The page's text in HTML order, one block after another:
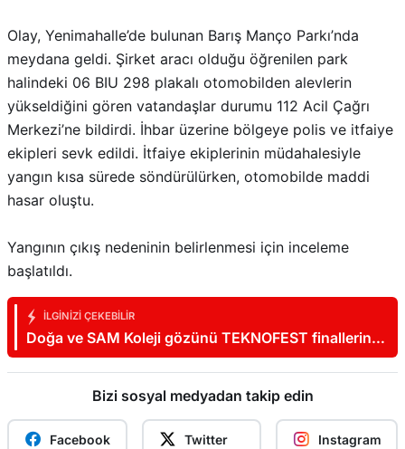
Olay, Yenimahalle’de bulunan Barış Manço Parkı’nda
meydana geldi. Şirket aracı olduğu öğrenilen park
halindeki 06 BIU 298 plakalı otomobilden alevlerin
yükseldiğini gören vatandaşlar durumu 112 Acil Çağrı
Merkezi’ne bildirdi. İhbar üzerine bölgeye polis ve itfaiye
ekipleri sevk edildi. İtfaiye ekiplerinin müdahalesiyle
yangın kısa sürede söndürülürken, otomobilde maddi
hasar oluştu.
Yangının çıkış nedeninin belirlenmesi için inceleme
başlatıldı.
İLGINIZI ÇEKEBILIR
Doğa ve SAM Koleji gözünü TEKNOFEST finallerine
dikti
Bizi sosyal medyadan takip edin
Facebook Twitter Instagram